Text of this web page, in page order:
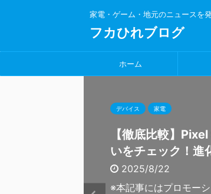
家電・ゲーム・地元のニュースを
フカひれブログ
ホーム
デバイス 家電
【徹底比較】
いをチェック！進
2025/8/22
※本記事にはプロモー
季節商品 家電
那須＝涼しいは
地は"灼熱地獄"に
2025/8/5
那須ハイランドパーク
家電 洗濯機
【徹底比較】
LX127DLは何が
載の衛生ケア機能
2025/8/1
デバイス 家電
【注意喚起】モ
発火事故と国土交
とめ
2025/7/27
季節商品 家電
窓用エアコンに
犯・空き巣対策に
ック3選
2025/7/26
季節商品 家電
再入荷待ち多数
スパックが夏のマ
題
2025/7/25
デバイス 家電
ahamoと相性抜
と安く使うなら「
方法がカギ！
2025/7/20
家電 液晶テレビ
【原因と対策】
暗いのはなぜ？明
は
2025/7/14
家電
Amazonの「一時
は？意味と対処法
2025/7/12
Amazonの商品ページ
デバイス 家電
初心者向け】
デルとWi-Fiモデ
すく解説！
2025/7/9